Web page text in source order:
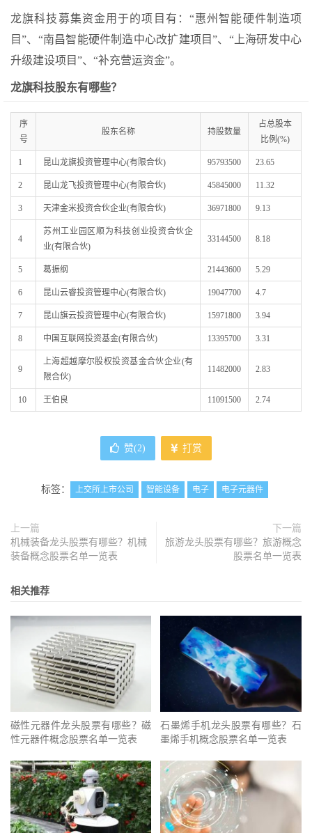
龙旗科技募集资金用于的项目有：“惠州智能硬件制造项
目”、“南昌智能硬件制造中心改扩建项目”、“上海研发中心
升级建设项目”、“补充营运资金”。
龙旗科技股东有哪些？
序
号
股东名称 持股数量
占总股本
比例(%)
1 昆山龙旗投资管理中心(有限合伙) 95793500 23.65
2 昆山龙飞投资管理中心(有限合伙) 45845000 11.32
3 天津金米投资合伙企业(有限合伙) 36971800 9.13
4
苏州工业园区顺为科技创业投资合伙企
业(有限合伙)
33144500 8.18
5 葛振纲 21443600 5.29
6 昆山云睿投资管理中心(有限合伙) 19047700 4.7
7 昆山旗云投资管理中心(有限合伙) 15971800 3.94
8 中国互联网投资基金(有限合伙) 13395700 3.31
9
上海超越摩尔股权投资基金合伙企业(有
限合伙)
11482000 2.83
10 王伯良 11091500 2.74
赞(2) 打赏
标签： 上交所上市公司 智能设备 电子 电子元器件
上一篇
机械装备龙头股票有哪些？机械
装备概念股票名单一览表
下一篇
旅游龙头股票有哪些？旅游概念
股票名单一览表
相关推荐
磁性元器件龙头股票有哪些？磁
性元器件概念股票名单一览表
石墨烯手机龙头股票有哪些？石
墨烯手机概念股票名单一览表